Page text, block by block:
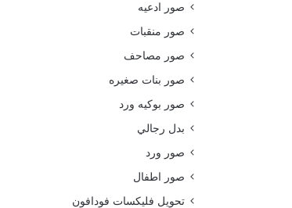
صور ادعيه
صور منقبات
صور مصاحف
صور بنات صغيره
صور بوكيه ورد
بدل رجالي
صور ورد
صور اطفال
تحويل فليكسات فودافون